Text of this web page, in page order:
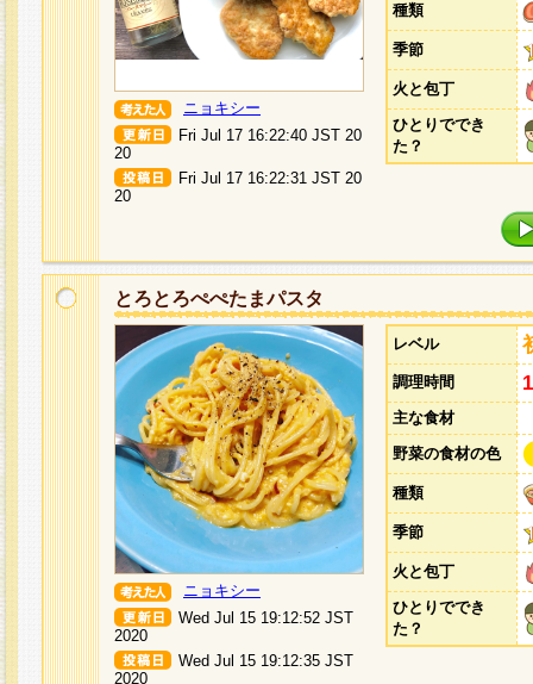
ニョキシー
Fri Jul 17 16:22:40 JST 20
20
Fri Jul 17 16:22:31 JST 20
20
種類
季節
火と包丁
ひとりででき
た？
とろとろぺぺたまパスタ
ニョキシー
Wed Jul 15 19:12:52 JST
2020
Wed Jul 15 19:12:35 JST
2020
レベル
調理時間
主な食材
野菜の食材の色
種類
季節
火と包丁
ひとりででき
た？